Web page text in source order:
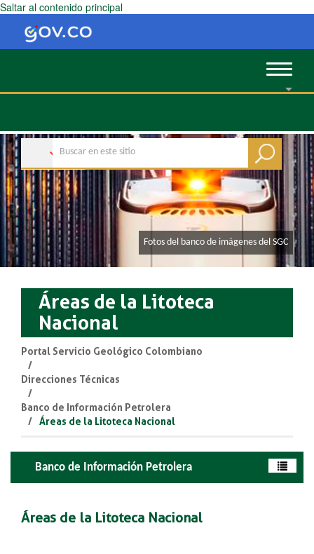
Saltar al contenido principal
Toggle
Fotos del banco de imágenes del SGC
Áreas de la Litoteca
Nacional
Portal Servicio Geológico Colombiano
Direcciones Técnicas
Banco de Información Petrolera
Áreas de la Litoteca Nacional
Banco de Información Petrolera
Áreas de la Litoteca Nacional